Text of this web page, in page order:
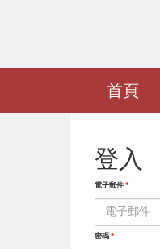
首頁
登入
電子郵件 *
密碼 *